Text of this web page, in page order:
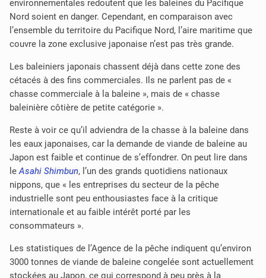
environnementales redoutent que les baleines du Pacifique
Nord soient en danger. Cependant, en comparaison avec
l’ensemble du territoire du Pacifique Nord, l’aire maritime que
couvre la zone exclusive japonaise n’est pas très grande.
Les baleiniers japonais chassent déjà dans cette zone des
cétacés à des fins commerciales. Ils ne parlent pas de «
chasse commerciale à la baleine », mais de « chasse
baleinière côtière de petite catégorie ».
Reste à voir ce qu’il adviendra de la chasse à la baleine dans
les eaux japonaises, car la demande de viande de baleine au
Japon est faible et continue de s’effondrer. On peut lire dans
leAsahi Shimbun, l’un des grands quotidiens nationaux
nippons, que « les entreprises du secteur de la pêche
industrielle sont peu enthousiastes face à la critique
internationale et au faible intérêt porté par les
consommateurs ».
Les statistiques de l’Agence de la pêche indiquent qu’environ
3000 tonnes de viande de baleine congelée sont actuellement
stockées au Japon, ce qui correspond à peu près à la